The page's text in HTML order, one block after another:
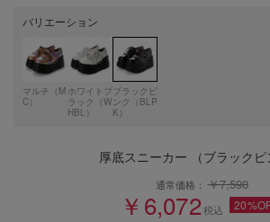
バリエーション
マルチ（M
C）
ホワイトブ
ラック（W
HBL）
ブラックピ
ンク（BLP
K）
厚底スニーカー （ブラックピ
通常価格：￥7,590
￥6,072税込